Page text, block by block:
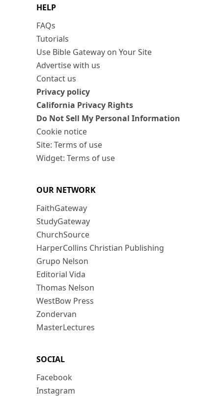
HELP
FAQs
Tutorials
Use Bible Gateway on Your Site
Advertise with us
Contact us
Privacy policy
California Privacy Rights
Do Not Sell My Personal Information
Cookie notice
Site: Terms of use
Widget: Terms of use
OUR NETWORK
FaithGateway
StudyGateway
ChurchSource
HarperCollins Christian Publishing
Grupo Nelson
Editorial Vida
Thomas Nelson
WestBow Press
Zondervan
MasterLectures
SOCIAL
Facebook
Instagram